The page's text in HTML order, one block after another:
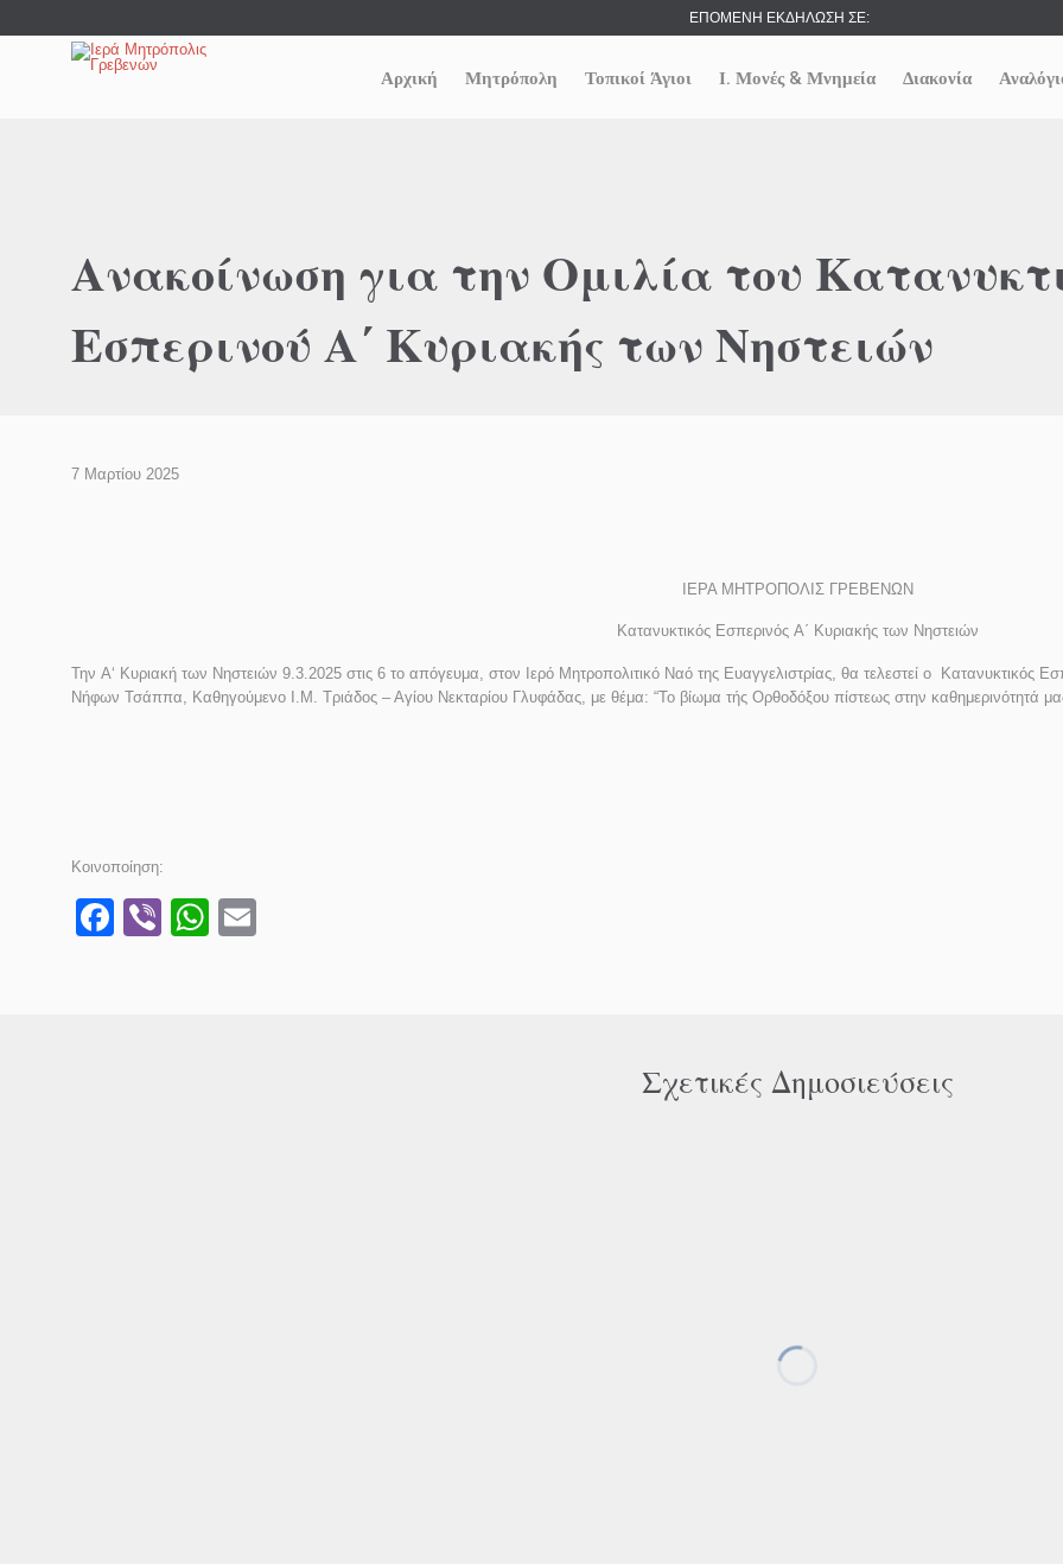
ΕΠΟΜΕΝΗ ΕΚΔΗΛΩΣΗ ΣΕ:
Αρχική Μητρόπολη Τοπικοί Άγιοι Ι. Μονές & Μνημεία Διακονία
Ανακοίνωση για την Ομιλία του
Εσπερινού A΄ Κυριακής των Νηστειών
7 Μαρτίου 2025
ΙΕΡΑ ΜΗΤΡΟΠΟΛΙΣ ΓΡΕΒΕΝΩΝ
Κατανυκτικός Εσπερινός A΄ Κυριακής των Νηστειών
Την A‘ Κυριακή των Νηστειών 9. 3 .2025 στις 6 το απόγευμα , στον Ιερό Μητροπολιτικό Ναό της Ευαγγελιστρίας , θα τελεστεί ο Κατανυκτικός
Νήφων Τσάππα, Καθηγούμενο
.Μ. Τριάδος – Αγίου Νεκταρίου Γλυφάδας, με θέμα: “Το βίωμα τής Ορθοδόξου πίστεως στην καθημερινότητά
Κοινοποίηση:
Facebook
ViberWhatsApp
Σχετικές Δημοσιεύσεις